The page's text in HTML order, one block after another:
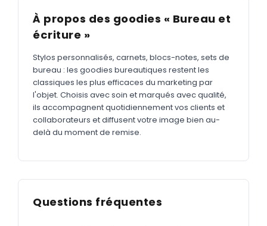
À propos des goodies « Bureau et
écriture »
Stylos personnalisés, carnets, blocs-notes, sets de
bureau : les goodies bureautiques restent les
classiques les plus efficaces du marketing par
l'objet. Choisis avec soin et marqués avec qualité,
ils accompagnent quotidiennement vos clients et
collaborateurs et diffusent votre image bien au-
delà du moment de remise.
Questions fréquentes